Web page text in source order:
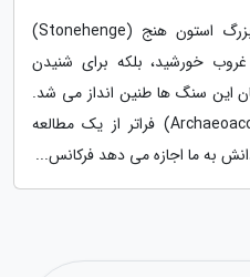
تصور کنید در میان ستون های بزرگ استون هنج (Stonehenge)
غروب خورشید، بلکه برای شنیدن
این سنگ ها طنین انداز می شد.
باستان شناسی شنیداری (Archaeoacoustics) فراتر از یک مطالعه
به ما اجازه می دهد فرکانس...